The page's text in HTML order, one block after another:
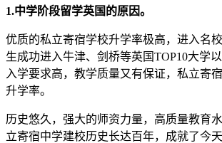
1.中学阶段留学英国的原因。
优质的私立寄宿学校升学率极高，进入名
生成功进入牛津、剑桥等英国TOP10大学
入学要求高，教学质量又有保证，私立寄
升学率。
历史悠久，强大的师资力量，高质量教育
立寄宿中学建校历史长达百年，成就了今